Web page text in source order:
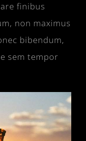
finibus
non maximus
bibendum,
sem tempor